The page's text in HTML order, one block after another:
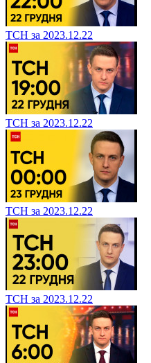
ТСН за 2023.12.22
ТСН за 2023.12.22
ТСН за 2023.12.22
ТСН за 2023.12.22